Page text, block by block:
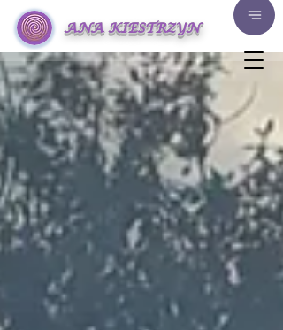
ANA KIESTRZYN